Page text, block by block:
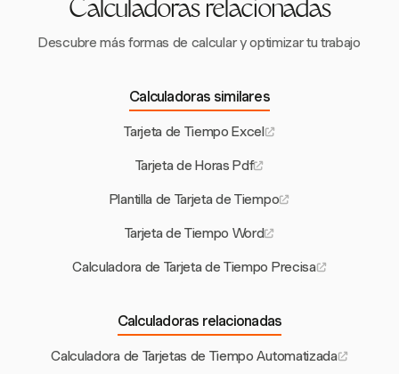
auditorías regulares puede mitigar estos desafíos.
Calculadoras relacionadas
Descubre más formas de calcular y optimizar tu trabajo
Calculadoras similares
Tarjeta de Tiempo Excel
Tarjeta de Horas Pdf
Plantilla de Tarjeta de Tiempo
Tarjeta de Tiempo Word
Calculadora de Tarjeta de Tiempo Precisa
Calculadoras relacionadas
Calculadora de Tarjetas de Tiempo Automatizada